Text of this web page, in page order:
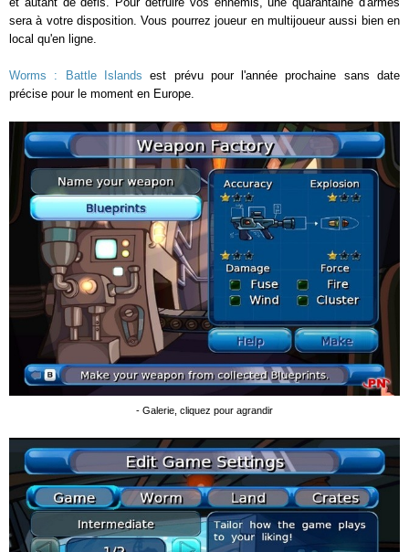
sera à votre disposition. Vous pourrez joueur en multijoueur aussi bien en
local qu'en ligne.
Worms : Battle Islands est prévu pour l'année prochaine sans date
précise pour le moment en Europe.
- Galerie, cliquez pour agrandir